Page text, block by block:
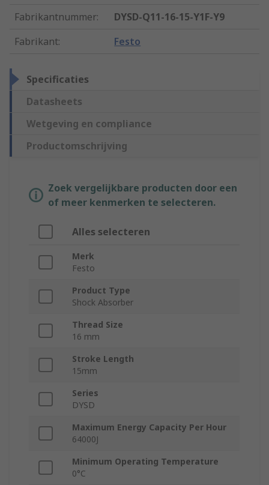
Fabrikantnummer:
DYSD-Q11-16-15-Y1F-Y9
Fabrikant: Festo
Specificaties
Datasheets
Wetgeving en compliance
Productomschrijving
Zoek vergelijkbare producten door een
of meer kenmerken te selecteren.
Alles selecteren
Merk
Festo
Product Type
Shock Absorber
Thread Size
16 mm
Stroke Length
15mm
Series
DYSD
Maximum Energy Capacity Per Hour
64000J
Minimum Operating Temperature
0°C